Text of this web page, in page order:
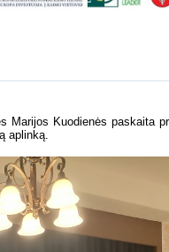
Marijos Kuodienės paskaita
aplinką.